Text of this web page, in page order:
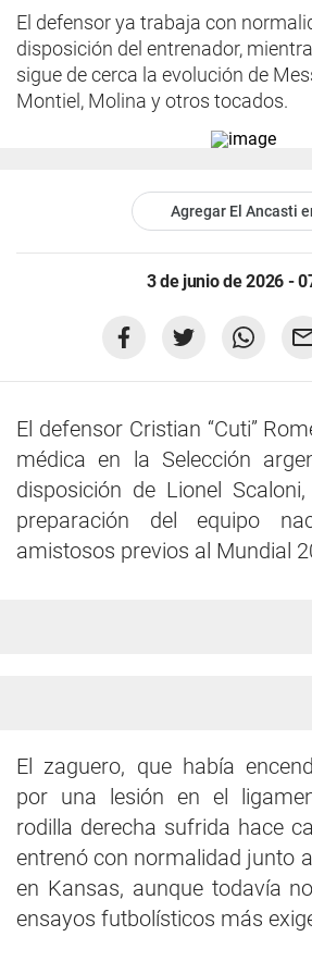
El defensor ya trabaja con
disposición del entrenador,
sigue de cerca la evolución de
Montiel, Molina y otros tocados.
Agregar El Ancasti
3 de junio de 2026 -
El defensor Cristian “Cuti”
médica en la Selección
disposición de Lionel
preparación del equipo
amistosos previos al Mundial
El zaguero, que había
por una lesión en el
rodilla derecha sufrida hace
entrenó con normalidad junto
en Kansas, aunque todavía
ensayos futbolísticos más